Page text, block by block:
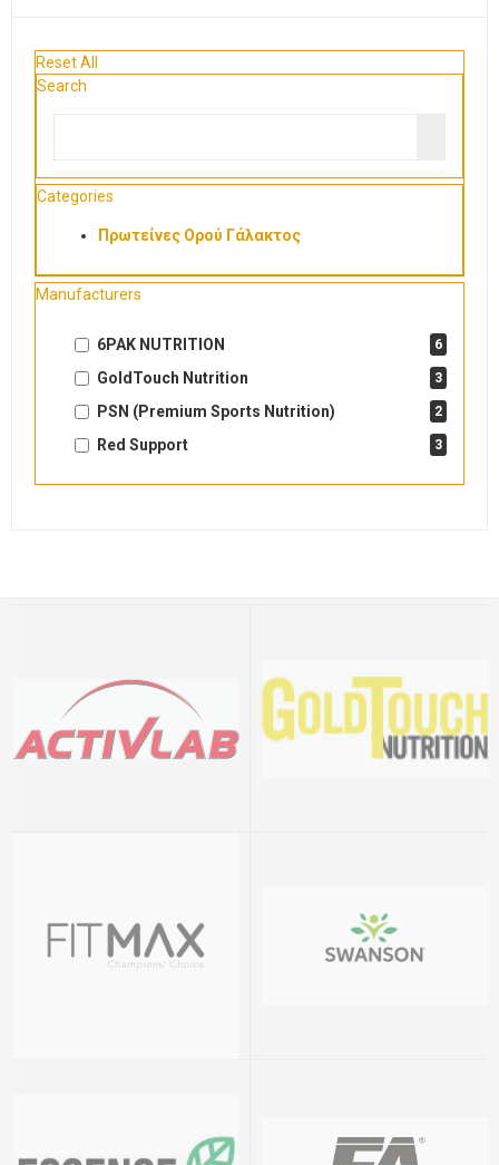
Reset All
Search
Categories
Πρωτείνες Ορού Γάλακτος
Manufacturers
6PAK NUTRITION 6
GoldTouch Nutrition 3
PSN (Premium Sports Nutrition) 2
Red Support 3